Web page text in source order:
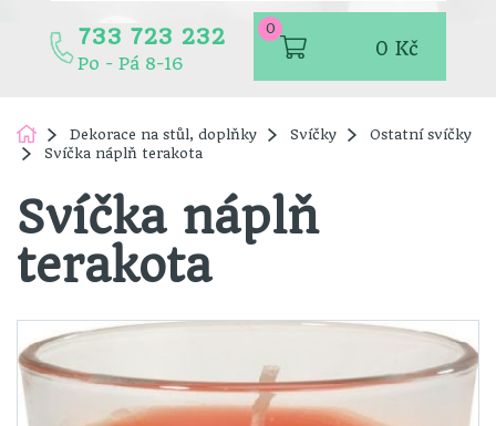
733 723 232
Po - Pá 8-16
0
0 Kč
Dekorace na stůl, doplňky Svíčky
Ostatní svíčky
Svíčka náplň terakota
Svíčka náplň
terakota